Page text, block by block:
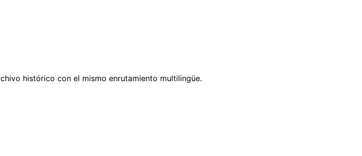
histórico con el mismo enrutamiento multilingüe.